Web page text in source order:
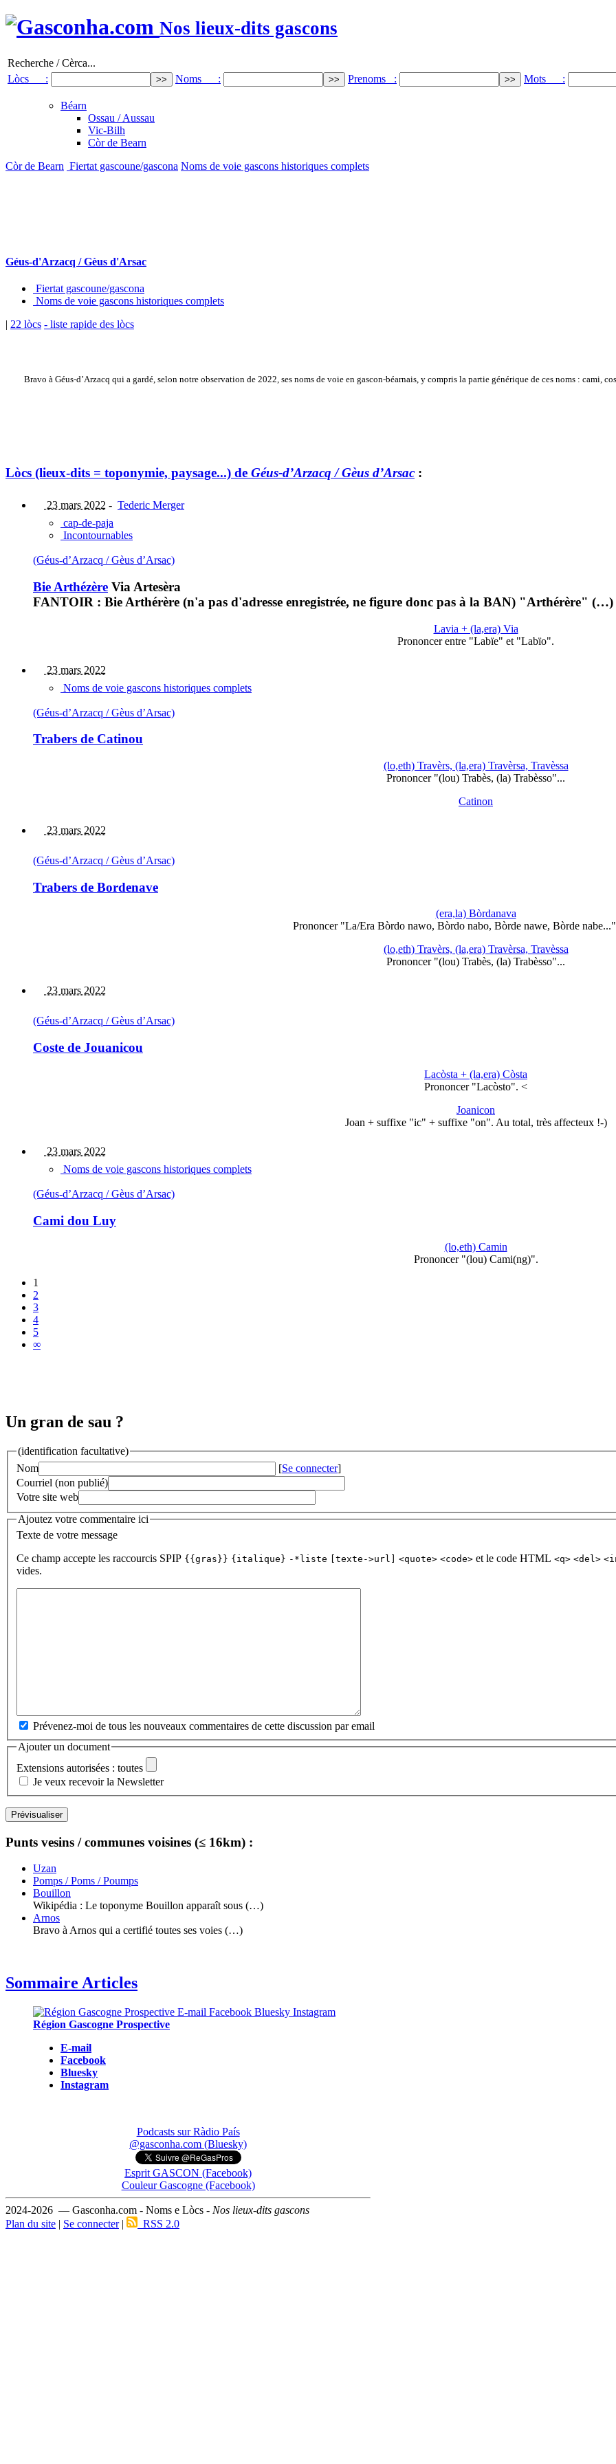
Nos lieux-dits gascons
Recherche / Cèrca...
Lòcs :
Noms : Prenoms : Mots :
Béarn
Ossau / Aussau
Vic-Bilh
Còr de Bearn
Còr de Bearn Fiertat gascoune/gascona Noms de voie gascons historiques complets
Géus-d'Arzacq / Gèus d'Arsac
Fiertat gascoune/gascona
Noms de voie gascons historiques complets
| 22 lòcs - liste rapide des lòcs
Bravo à Géus-d’Arzacq qui a gardé, selon notre observation de 2022, ses noms de voie en gascon-béarnais, y compris la partie générique de ces noms : cami,
Lòcs (lieux-dits = toponymie, paysage...) de Géus-d’Arzacq / Gèus d’Arsac :
23 mars 2022 - Tederic Merger
cap-de-paja
Incontournables
(Géus-d’Arzacq / Gèus d’Arsac)
Bie Arthézère Via Artesèra
FANTOIR : Bie Arthérère (n'a pas d'adresse enregistrée, ne figure donc pas à la BAN) "Arthérère" (…)
Lavia + (la,era) Via
Prononcer entre "Labïe" et "Labïo".
23 mars 2022
Noms de voie gascons historiques complets
(Géus-d’Arzacq / Gèus d’Arsac)
Trabers de Catinou
(lo,eth) Travèrs, (la,era) Travèrsa, Travèssa
Prononcer "(lou) Trabès, (la) Trabèsso"...
Catinon
23 mars 2022
(Géus-d’Arzacq / Gèus d’Arsac)
Trabers de Bordenave
(era,la) Bòrdanava
Prononcer "La/Era Bòrdo nawo, Bòrdo nabo, Bòrde nawe, Bòrde
(lo,eth) Travèrs, (la,era) Travèrsa, Travèssa
Prononcer "(lou) Trabès, (la) Trabèsso"...
23 mars 2022
(Géus-d’Arzacq / Gèus d’Arsac)
Coste de Jouanicou
Lacòsta + (la,era) Còsta
Prononcer "Lacòsto". <
Joanicon
Joan + suffixe "ic" + suffixe "on". Au total, très affecteux !-)
23 mars 2022
Noms de voie gascons historiques complets
(Géus-d’Arzacq / Gèus d’Arsac)
Cami dou Luy
(lo,eth) Camin
Prononcer "(lou) Cami(ng)".
1
2
3
4
5
∞
Un gran de sau ?
(identification facultative)
Nom
[Se connecter]
Courriel (non publié)
Votre site web
Ajoutez votre commentaire ici
Texte de votre message
Ce champ accepte les raccourcis SPIP {{gras}} {italique} -*liste [texte->url] <quote> <code> et le code HTML <q> <del>
vides.
Prévenez-moi de tous les nouveaux commentaires de cette discussion par email
Ajouter un document
Extensions autorisées : toutes
Je veux recevoir la Newsletter
Punts vesins / communes voisines (≤ 16km) :
Uzan
Pomps / Poms / Poumps
Bouillon
Wikipédia : Le toponyme Bouillon apparaît sous (…)
Arnos
Bravo à Arnos qui a certifié toutes ses voies (…)
Sommaire Articles
Région Gascogne Prospective
E-mail
Facebook
Bluesky
Instagram
Podcasts sur Ràdio País
@gasconha.com (Bluesky)
Esprit GASCON (Facebook)
Couleur Gascogne (Facebook)
2024-2026 — Gasconha.com - Noms e Lòcs - Nos lieux-dits gascons
Plan du site | Se connecter| RSS 2.0